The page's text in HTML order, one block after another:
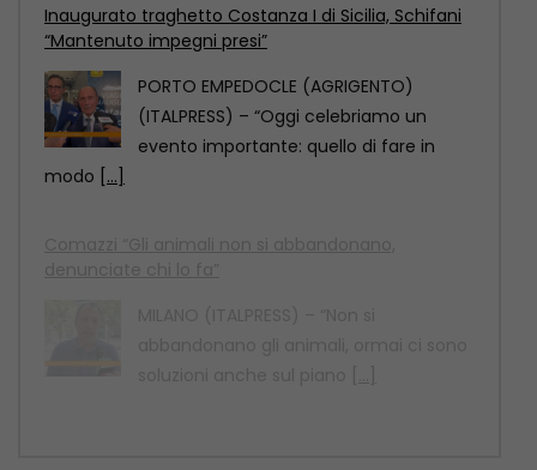
Inaugurato traghetto Costanza I di Sicilia, Schifani
“Mantenuto impegni presi”
PORTO EMPEDOCLE (AGRIGENTO)
(ITALPRESS) – “Oggi celebriamo un
evento importante: quello di fare in
modo [...]